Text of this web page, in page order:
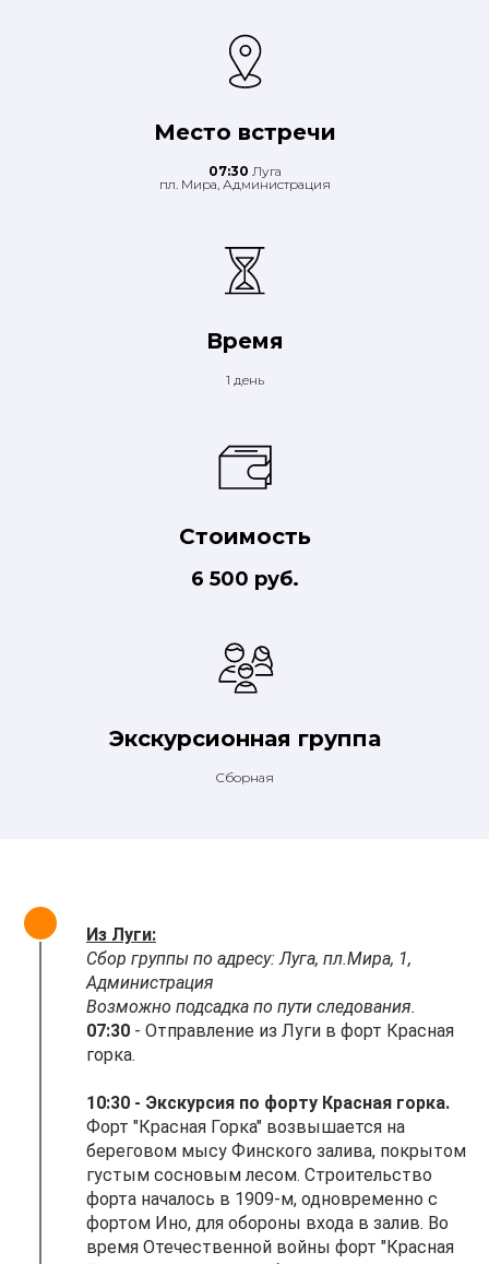
Место встречи
07:30 Луга
пл. Мира, Администрация
Время
1 день
Стоимость
6 500 руб.
Экскурсионная группа
Сборная
Из Луги:
Сбор группы по адресу: Луга, пл.Мира, 1,
Администрация
Возможно подсадка по пути следования.
07:30 - Отправление из Луги в форт Красная
горка.
10:30 - Экскурсия по форту Красная горка.
Форт "Красная Горка" возвышается на
береговом мысу Финского залива, покрытом
густым сосновым лесом. Строительство
форта началось в 1909-м, одновременно с
фортом Ино, для обороны входа в залив. Во
время Отечественной войны форт "Красная